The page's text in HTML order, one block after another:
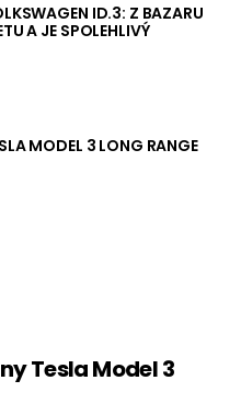
ID.3: Z BAZARU
A JE SPOLEHLIVÝ
MODEL 3 LONG RANGE
Tesla Model 3